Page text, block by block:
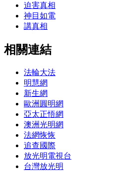
迫害真相
神目如電
講真相
相關連結
法輪大法
明慧網
新生網
歐洲圓明網
亞太正悟網
澳洲光明網
法網恢恢
追查國際
放光明電視台
台灣放光明